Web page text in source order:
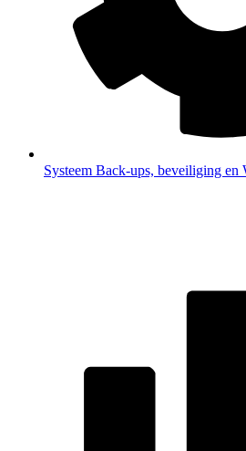
Systeem Back-ups, beveiliging en